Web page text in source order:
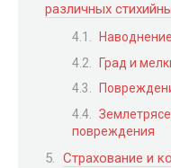
различных
Наводнение
Град и
повреждения
Страхование и